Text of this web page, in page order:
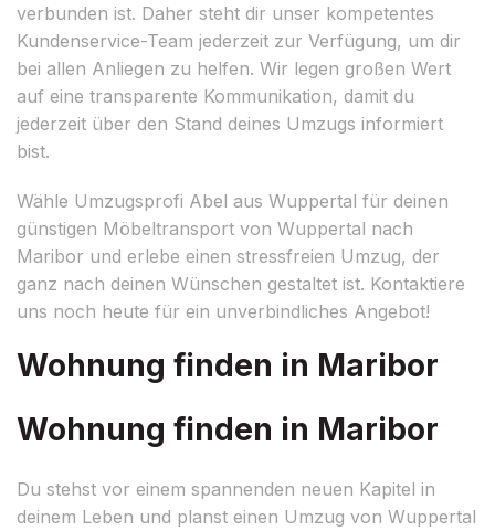
verbunden ist. Daher steht dir unser kompetentes
Kundenservice-Team jederzeit zur Verfügung, um dir
bei allen Anliegen zu helfen. Wir legen großen Wert
auf eine transparente Kommunikation, damit du
jederzeit über den Stand deines Umzugs informiert
bist.
Wähle Umzugsprofi Abel aus Wuppertal für deinen
günstigen Möbeltransport von Wuppertal nach
Maribor und erlebe einen stressfreien Umzug, der
ganz nach deinen Wünschen gestaltet ist. Kontaktiere
uns noch heute für ein unverbindliches Angebot!
Wohnung finden in Maribor
Wohnung finden in Maribor
Du stehst vor einem spannenden neuen Kapitel in
deinem Leben und planst einen Umzug von Wuppertal